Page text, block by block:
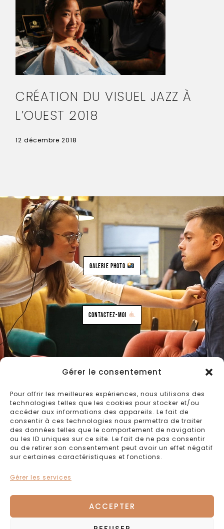
Gérer le consentement
Pour offrir les meilleures expériences, nous utilisons des
technologies telles que les cookies pour stocker et/ou
accéder aux informations des appareils. Le fait de
consentir à ces technologies nous permettra de traiter
des données telles que le comportement de navigation
ou les ID uniques sur ce site. Le fait de ne pas consentir
ou de retirer son consentement peut avoir un effet négatif
sur certaines caractéristiques et fonctions.
Gérer les services
ACCEPTER
CRÉATION DU VISUEL JAZZ À
L’OUEST 2018
12 décembre 2018
Galerie Photo
Contactez-moi
Copyright © 2026 Le Tiroir de Joséphine
· Politique de confidentialité